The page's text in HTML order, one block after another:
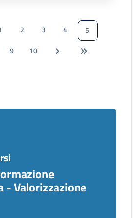
2 3 4
5
9 10
- Valorizzazione